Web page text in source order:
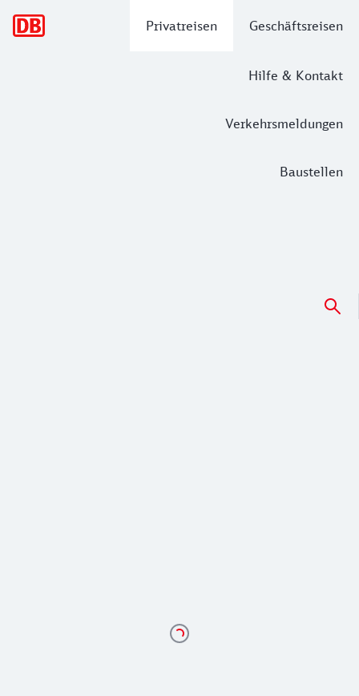
Privatreisen Geschäftsreisen
Hilfe & Kontakt
Verkehrsmeldungen
Baustellen